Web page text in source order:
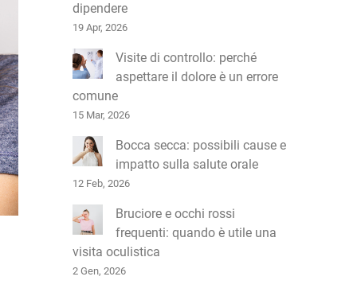
dipendere
19 Apr, 2026
Visite di controllo: perché
aspettare il dolore è un errore
comune
15 Mar, 2026
Bocca secca: possibili cause e
impatto sulla salute orale
12 Feb, 2026
Bruciore e occhi rossi
frequenti: quando è utile una
visita oculistica
2 Gen, 2026